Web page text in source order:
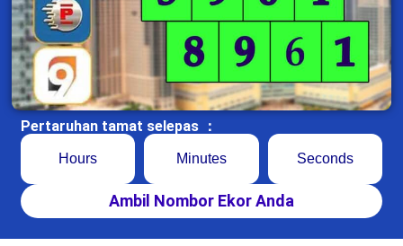
Pertaruhan tamat selepas ：
Hours Minutes Seconds
Ambil Nombor Ekor Anda